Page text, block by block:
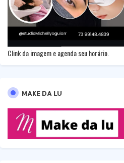
Clink da imagem e agenda seu horário.
MAKE DA LU